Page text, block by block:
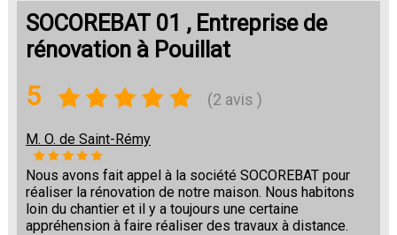
SOCOREBAT 01 , Entreprise de
rénovation à Pouillat
5 (2 avis )
M. O. de Saint-Rémy
Nous avons fait appel à la société SOCOREBAT pour
réaliser la rénovation de notre maison. Nous habitons
loin du chantier et il y a toujours une certaine
appréhension à faire réaliser des travaux à distance.